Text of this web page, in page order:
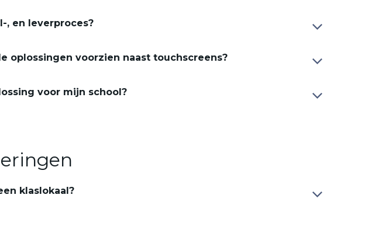
, en leverproces?
oplossingen voorzien naast touchscreens?
voor mijn school?
klaslokaal?